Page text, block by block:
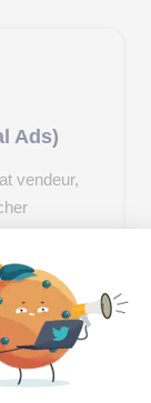
Ads)
vendeur,